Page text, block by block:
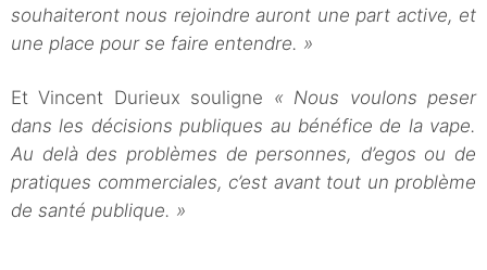
souhaiteront nous rejoindre auront une part active, et
une place pour se faire entendre. »
Et Vincent Durieux souligne « Nous voulons peser
dans les décisions publiques au bénéfice de la vape.
Au delà des problèmes de personnes, d’egos ou de
pratiques commerciales, c’est avant tout un problème
de santé publique. »